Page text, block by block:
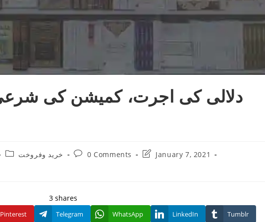
Postخرید وفروخت
Post0 Comments
PostJanuary 7, 2021
3 shares
Pinterest Telegram WhatsApp LinkedIn Tumblr